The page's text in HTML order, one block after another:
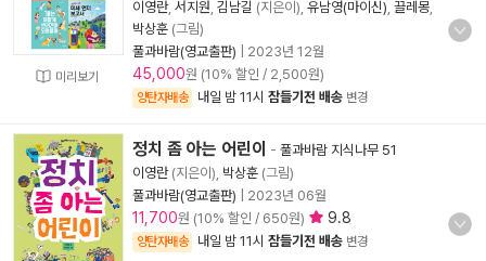
미리보기
이영란, 서지원 김남길 (지은이), 유남영(마이신) 끌레몽
박상훈 (그림)
풀과바람(영교출판)
2023년 12월
45,000원 (10% 할인 / 2,500원)
양탄자배송 내일 밤 11시 잠들기전 배송 변경
정치 좀 아는 어린이 - 풀과바람 지식나무 51
이영란(지은이), 박상훈 (그림)
풀과바람(영교출판)
2023년 06월
11,700원 (10% 할인 / 650원) 9.8
양탄자배송 내일 밤 11시 잠들기전 배송 변경